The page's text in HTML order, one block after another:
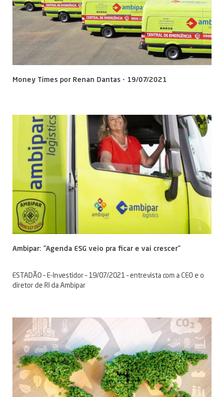
Money Times por Renan Dantas - 19/07/2021
Ambipar: “Agenda ESG veio pra ficar e vai crescer”
ESTADÃO – E-Investidor – 19/07/2021 – entrevista com a CEO e o
diretor de RI da Ambipar